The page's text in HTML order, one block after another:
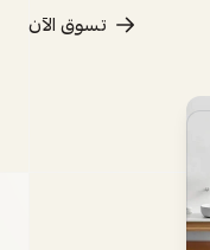
تسوق الآن